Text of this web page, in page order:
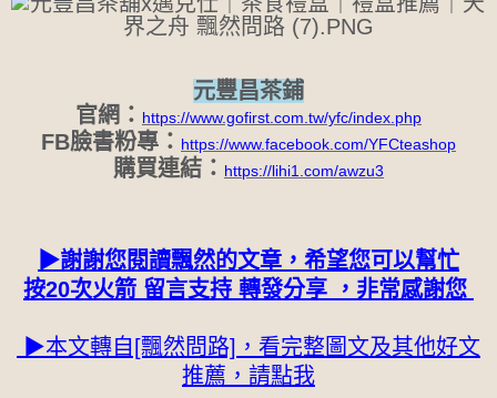
元豐昌茶鋪
官網： https://www.gofirst.com.tw/yfc/index.php
FB臉書粉專： https://www.facebook.com/YFCteashop
購買連結： https://lihi1.com/awzu3
▶謝謝您閱讀飄然的文章，希望您可以幫忙
按20次火箭 留言支持 轉發分享 ， 非常感謝您
▶本文轉自[飄然問路]，看完整圖文及其他好文
推薦，請點我